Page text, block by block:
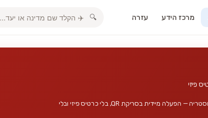
מרכז הידע עזרה 🔍
חבילות גלישה, אינטרנט סלולרי וכרטיס סים דיגיטלי (eSIM) לאוסטריה — הפעלה מיידית בסריקת QR, בלי כרטיס פיזי ובלי